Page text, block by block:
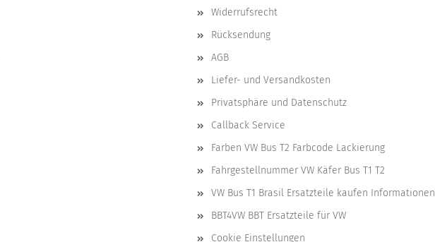
Widerrufsrecht
Rücksendung
AGB
Liefer- und Versandkosten
Privatsphäre und Datenschutz
Callback Service
Farben VW Bus T2 Farbcode Lackierung
Fahrgestellnummer VW Käfer Bus T1 T2
VW Bus T1 Brasil Ersatzteile kaufen Informationen
BBT4VW BBT Ersatzteile für VW
Cookie Einstellungen